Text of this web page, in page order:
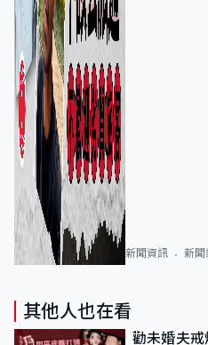
新聞資訊 新聞
其他人也在看
勸未婚夫